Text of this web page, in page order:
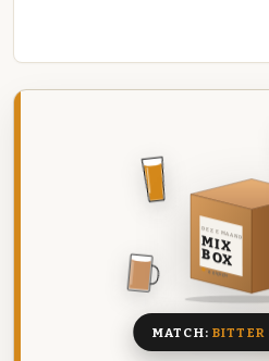
DEZE MAAND
MIX
BOX
8 BIEREN
MATCH: BITTER